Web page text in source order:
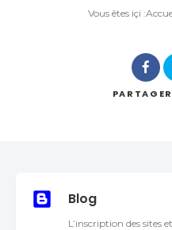
Vous êtes içi :
PARTAGER
Blog
L’inscription des sites